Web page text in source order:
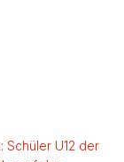
Schüler U12 der